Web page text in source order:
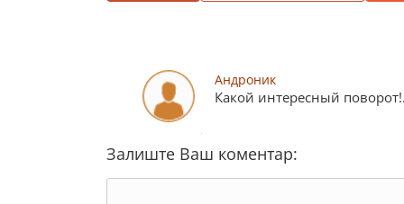
Андроник
Какой интересный
Залиште Ваш коментар: